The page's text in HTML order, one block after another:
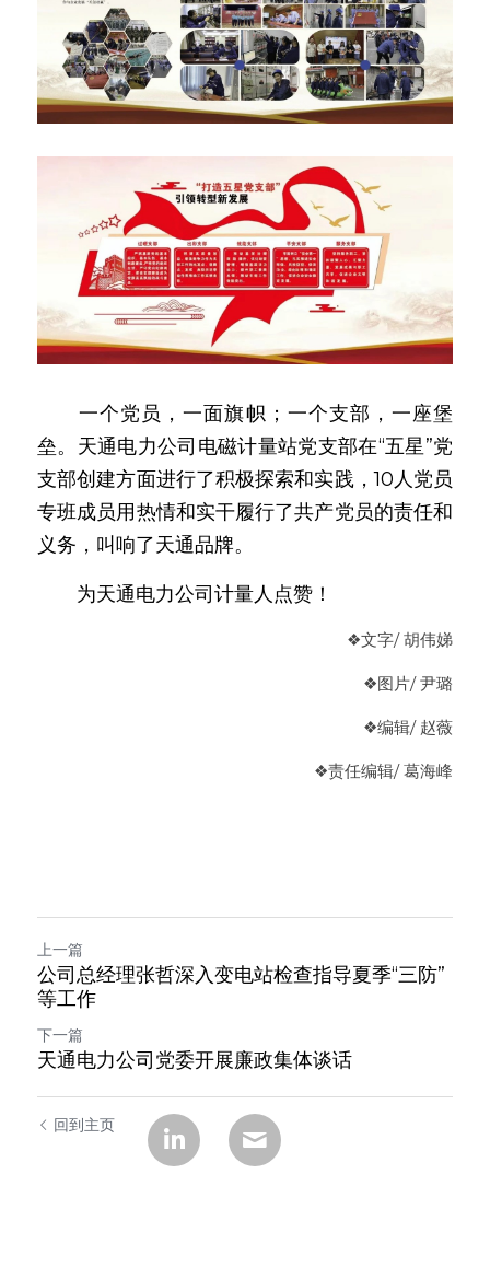
一个党员，一面旗帜；一个支部，一座堡
垒。天通电力公司电磁计量站党支部在“五星”党
支部创建方面进行了积极探索和实践，10人党员
专班成员用热情和实干履行了共产党员的责任和
义务，叫响了天通品牌。
为天通电力公司计量人点赞！
❖文字/ 胡伟娣
❖图片/ 尹璐
❖编辑/ 赵薇
❖责任编辑/ 葛海峰
上一篇
公司总经理张哲深入变电站检查指导夏季“三防”
等工作
下一篇
天通电力公司党委开展廉政集体谈话
回到主页